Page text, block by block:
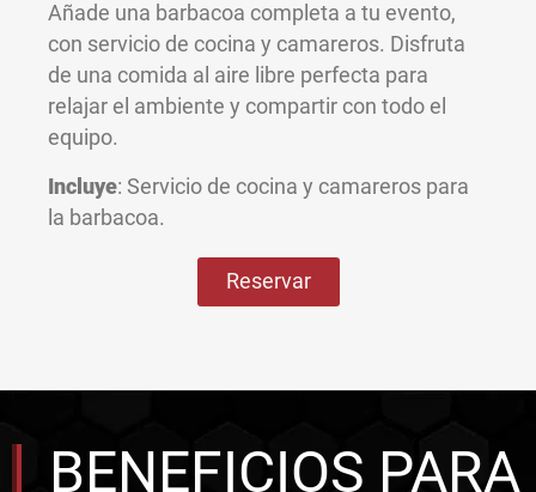
Añade una barbacoa completa a tu evento,
con servicio de cocina y camareros. Disfruta
de una comida al aire libre perfecta para
relajar el ambiente y compartir con todo el
equipo.
Incluye: Servicio de cocina y camareros para
la barbacoa.
Reservar
BENEFICIOS PARA